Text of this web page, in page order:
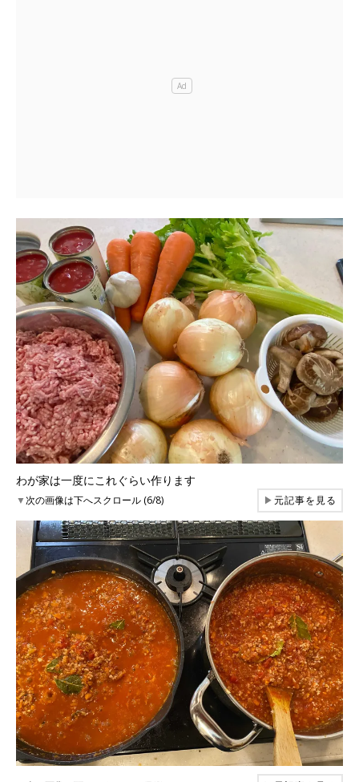
わが家は一度にこれぐらい作ります
▼次の画像は下へスクロール (6/8) ▶元記事を見る